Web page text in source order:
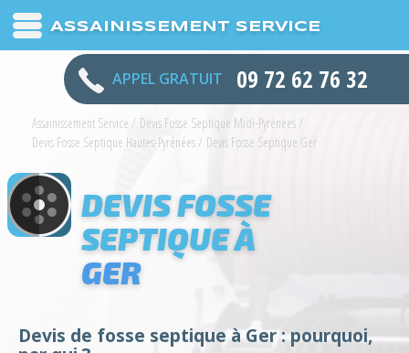
ASSAINISSEMENT SERVICE
APPEL GRATUIT 09 72 62 76 32
Assainissement Service / Devis Fosse Septique Midi-Pyrénées/
Devis Fosse Septique Hautes-Pyrénées/ Devis Fosse Septique Ger
DEVIS FOSSE
SEPTIQUE À
GER
Devis de fosse septique à Ger : pourquoi,